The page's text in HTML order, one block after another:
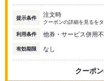
提示条件 注文時
クーポンの詳細を見るを
利用条件
他券・サービス併用
有効期限 なし
クーポ